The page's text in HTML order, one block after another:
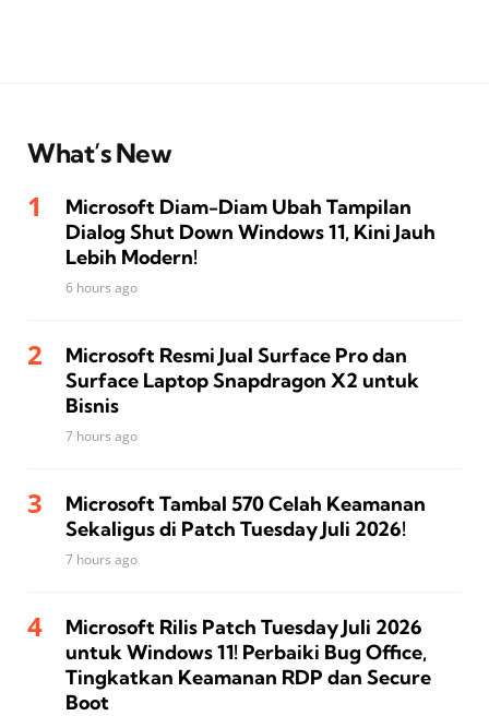
What’s New
Microsoft Diam-Diam Ubah Tampilan
Dialog Shut Down Windows 11, Kini Jauh
Lebih Modern!
6 hours ago
Microsoft Resmi Jual Surface Pro dan
Surface Laptop Snapdragon X2 untuk
Bisnis
7 hours ago
Microsoft Tambal 570 Celah Keamanan
Sekaligus di Patch Tuesday Juli 2026!
7 hours ago
Microsoft Rilis Patch Tuesday Juli 2026
untuk Windows 11! Perbaiki Bug Office,
Tingkatkan Keamanan RDP dan Secure
Boot